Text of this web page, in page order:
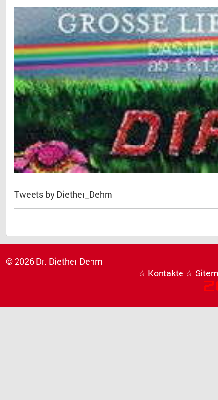
Tweets by Diether_Dehm
© 2026 Dr. Diether Dehm
☆ Kontakte ☆